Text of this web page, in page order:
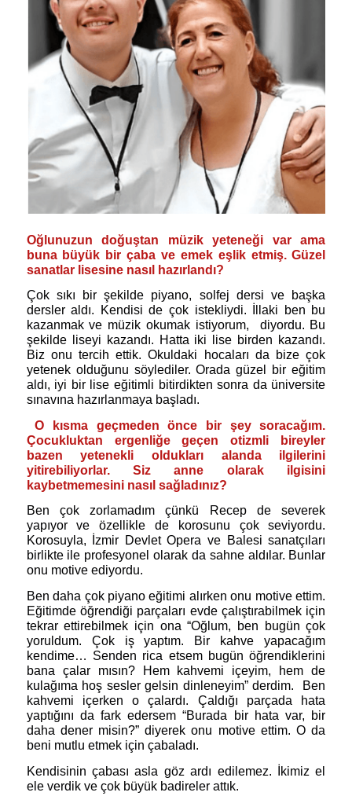
Oğlunuzun doğuştan müzik yeteneği var ama
buna büyük bir çaba ve emek eşlik etmiş. Güzel
sanatlar lisesine nasıl hazırlandı?
Çok sıkı bir şekilde piyano, solfej dersi ve başka
dersler aldı. Kendisi de çok istekliydi. İllaki ben bu
kazanmak ve müzik okumak istiyorum,
diyordu. Bu
şekilde liseyi kazandı. Hatta iki lise birden kazandı.
Biz onu tercih ettik. Okuldaki hocaları da bize çok
yetenek olduğunu söylediler. Orada güzel bir eğitim
aldı, iyi bir lise eğitimli bitirdikten sonra da üniversite
sınavına hazırlanmaya başladı.
O kısma geçmeden önce bir şey soracağım.
Çocukluktan ergenliğe geçen otizmli bireyler
bazen yetenekli oldukları alanda ilgilerini
yitirebiliyorlar. Siz anne olarak ilgisini
kaybetmemesini nasıl sağladınız?
Ben çok zorlamadım çünkü Recep de severek
yapıyor ve özellikle de korosunu çok seviyordu.
Korosuyla, İzmir Devlet Opera ve Balesi sanatçıları
birlikte ile profesyonel olarak da sahne aldılar. Bunlar
onu motive ediyordu.
Ben daha çok piyano eğitimi alırken onu motive ettim.
Eğitimde öğrendiği parçaları evde çalıştırabilmek için
tekrar ettirebilmek için ona “Oğlum, ben bugün çok
yoruldum. Çok iş yaptım. Bir kahve yapacağım
kendime… Senden rica etsem bugün öğrendiklerini
bana çalar mısın? Hem kahvemi içeyim, hem de
kulağıma hoş sesler gelsin dinleneyim” derdim.
Ben
kahvemi içerken o çalardı. Çaldığı parçada hata
yaptığını da fark edersem “Burada bir hata var, bir
daha dener misin?” diyerek onu motive ettim. O da
beni mutlu etmek için çabaladı.
Kendisinin çabası asla göz ardı edilemez. İkimiz el
ele verdik ve çok büyük badireler attık.